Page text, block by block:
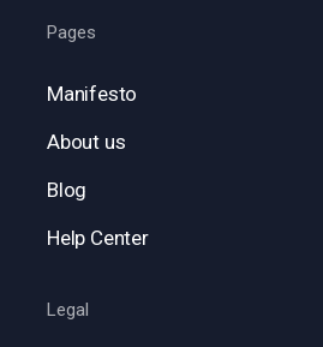
Pages
Manifesto
About us
Blog
Help Center
Legal